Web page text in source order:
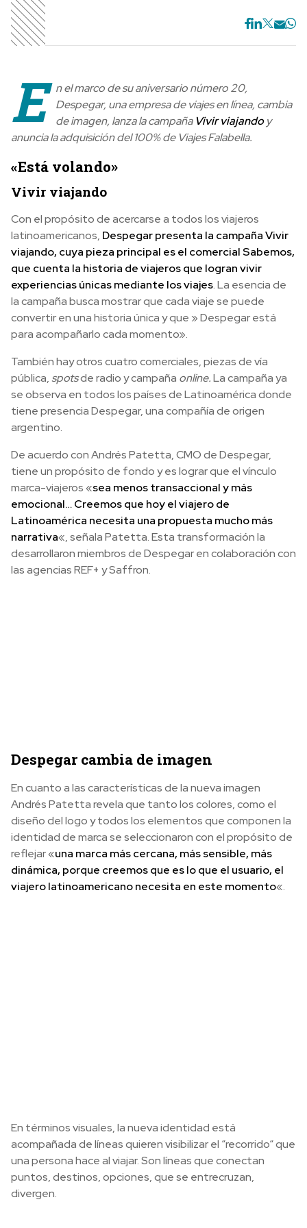
E
n el marco de su aniversario número 20,
Despegar, una empresa de viajes en línea, cambia
de imagen, lanza la campaña Vivir viajandoy
anuncia la adquisición del 100% de Viajes Falabella.
«Está volando»
Vivir viajando
Con el propósito de acercarse a todos los viajeros
latinoamericanos, Despegar presenta la campaña Vivir
viajando, cuya pieza principal es el comercial Sabemos,
que cuenta la historia de viajeros que logran vivir
experiencias únicas mediante los viajes. La esencia de
la campaña busca mostrar que cada viaje se puede
convertir en una historia única y que » Despegar está
para acompañarlo cada momento».
También hay otros cuatro comerciales, piezas de vía
pública,spotsde radio y campaña online.La campaña ya
se observa en todos los países de Latinoamérica donde
tiene presencia Despegar, una compañía de origen
argentino.
De acuerdo con Andrés Patetta, CMO deDespegar,
tiene un propósito de fondo y es lograr que el vínculo
marca-viajeros «sea menos transaccional y más
emocional… Creemos que hoy el viajerode
Latinoamérica necesita una propuesta mucho más
narrativa«, señala Patetta. Esta transformación la
desarrollaron miembros de Despegar en colaboración con
las agencias REF+ y Saffron.
Despegar cambia de imagen
En cuanto a las características de la nueva imagen
Andrés Patetta revela que tanto los colores, como el
diseño del logo y todos los elementos que componen la
identidad de marca se seleccionaron con el propósito de
reflejar «una marca más cercana, más sensible, más
dinámica, porque creemos que es lo que el usuario, el
viajero latinoamericano necesita en este momento«.
En términos visuales, la nueva identidad está
acompañada de líneas quieren visibilizar el “recorrido“ que
una persona hace al viajar. Son líneas que conectan
puntos, destinos, opciones, que se entrecruzan,
divergen.